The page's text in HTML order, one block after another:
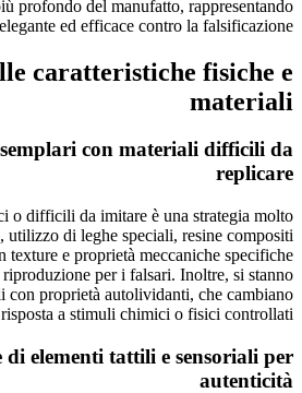
profondo del manufatto, rappresentando
ed efficace contro la falsificazione.
caratteristiche fisiche e
materiali
con materiali difficili da
replicare
o difficili da imitare è una strategia molto
utilizzo di leghe speciali, resine compositi
texture e proprietà meccaniche specifiche
per i falsari. Inoltre, si stanno
con proprietà autolividanti, che cambiano
a stimuli chimici o fisici controllati.
di elementi tattili e sensoriali per
autenticità